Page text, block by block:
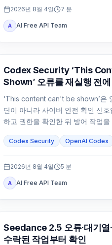
2026년 8월 4일 7 분
A AI Free API Team
OpenAI Codex
Codex Security ‘This
Shown’ 오류를 재실행 전
‘This content can't be shown’은
단이 아니라 사이버 안전 확인 신
하고 권한을 확인한 뒤 방어 작업을
Codex Security OpenAI Codex
2026년 8월 4일 5 분
A AI Free API Team
AI 비디오 생성
Seedance 2.5 오류·대기열
수락된 작업부터 확인